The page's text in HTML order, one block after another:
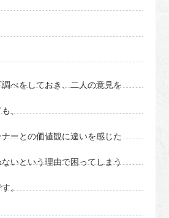
べをしておき、二人の意見を
、
ーとの価値観に違いを感じた
いという理由で困ってしまう
。